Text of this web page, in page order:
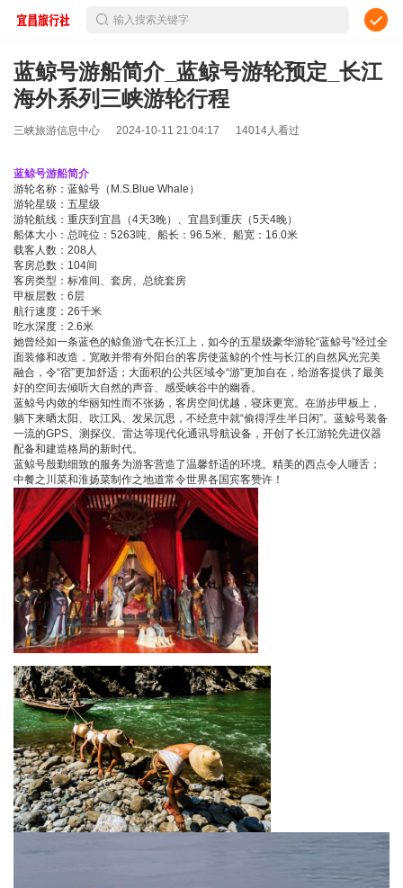
输入搜索关键字
蓝鲸号游船简介_蓝鲸号游轮预定_长江
海外系列三峡游轮行程
三峡旅游信息中心 2024-10-11 21:04:17 14014人看过
蓝鲸号游船简介
游轮名称：蓝鲸号（M.S.Blue Whale）
游轮星级：五星级
游轮航线：重庆到宜昌（4天3晚）、宜昌到重庆（5天4晚）
船体大小：总吨位：5263吨、船长：96.5米、船宽：16.0米
载客人数：208人
客房总数：104间
客房类型：标准间、套房、总统套房
甲板层数：6层
航行速度：26千米
吃水深度：2.6米
她曾经如一条蓝色的鲸鱼游弋在长江上，如今的五星级豪华游轮“蓝鲸号”经过全
面装修和改造，宽敞并带有外阳台的客房使蓝鲸的个性与长江的自然风光完美
融合，令“宿”更加舒适；大面积的公共区域令“游”更加自在，给游客提供了最美
好的空间去倾听大自然的声音、感受峡谷中的幽香。
蓝鲸号内敛的华丽知性而不张扬，客房空间优越，寝床更宽。在游步甲板上，
躺下来晒太阳、吹江风、发呆沉思，不经意中就“偷得浮生半日闲”。蓝鲸号装备
一流的GPS、测探仪、雷达等现代化通讯导航设备，开创了长江游轮先进仪器
配备和建造格局的新时代。
蓝鲸号殷勤细致的服务为游客营造了温馨舒适的环境。精美的西点令人咂舌；
中餐之川菜和淮扬菜制作之地道常令世界各国宾客赞许！